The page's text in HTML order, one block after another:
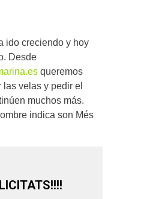
ido creciendo y hoy
Desde
queremos
velas y pedir el
muchos más.
indica son Més